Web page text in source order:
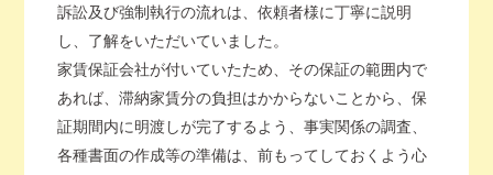
訴訟及び強制執行の流れは、依頼者様に丁寧に説明
し、了解をいただいていました。
家賃保証会社が付いていたため、その保証の範囲内で
あれば、滞納家賃分の負担はかからないことから、保
証期間内に明渡しが完了するよう、事実関係の調査、
各種書面の作成等の準備は、前もってしておくよう心